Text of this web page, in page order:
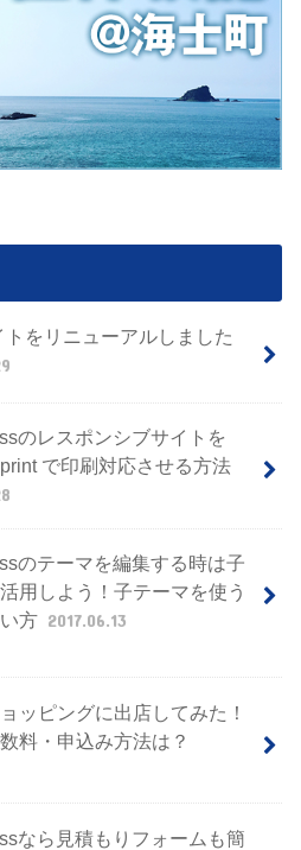
をリニューアルしました
のレスポンシブサイトを
で印刷対応させる方法
のテーマを編集する時は子
用しよう！子テーマを使う
方 2017.06.13
ッピングに出店してみた！
料・申込み方法は？
なら見積もりフォームも簡